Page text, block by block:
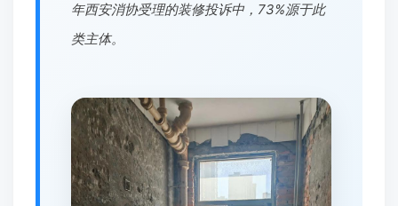
年西安消协受理的装修投诉中，73%源于此
类主体。